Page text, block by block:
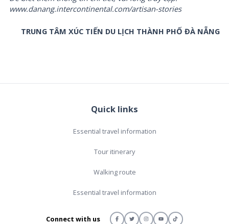
www.danang.intercontinental.com/artisan-stories
TRUNG TÂM XÚC TIẾN DU LỊCH THÀNH PHỐ ĐÀ NẴNG
Quick links
Essential travel information
Tour itinerary
Walking route
Essential travel information
Connect with us